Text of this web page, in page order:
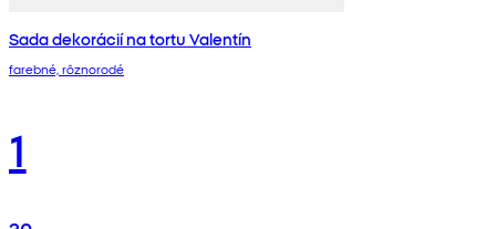
Sada dekorácií na tortu Valentín
farebné, rôznorodé
1